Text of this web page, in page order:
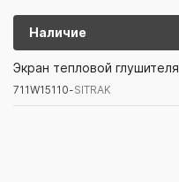
Наличие
Артикул/Бренд
711W15110-SITRAK
Экран тепловой глушителя
711W15110-SITRAK